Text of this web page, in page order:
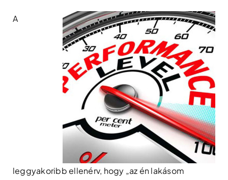
A
leggyakoribb ellenérv, hogy „az én lakásom